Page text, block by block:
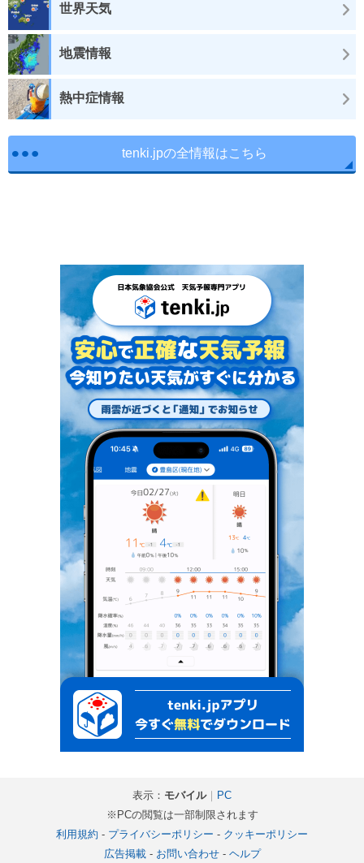
世界天気
地震情報
熱中症情報
tenki.jpの全情報はこちら
表示： モバイル｜ PC
※PCの閲覧は一部制限されます
利用規約 - プライバシーポリシー - クッキーポリシー
広告掲載- お問い合わせ- ヘルプ